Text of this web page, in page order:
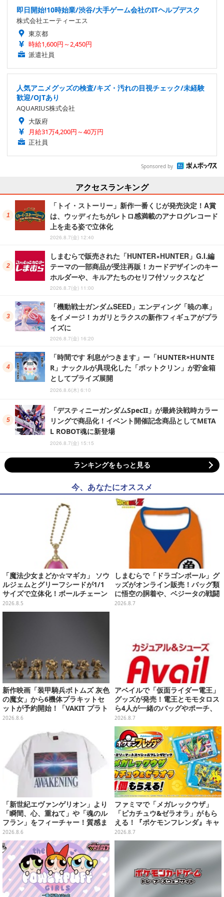
即日開始!10時始業/渋谷/大手ゲーム会社のITヘルプデスク
株式会社エーティーエス
東京都
時給1,600円～2,450円
派遣社員
人気アニメグッズの検査/キズ・汚れの目視チェック/未経験
歓迎/OJTあり
AQUARIUS株式会社
大阪府
月給31万4,200円～40万円
正社員
Sponsored by
アクセスランキング
「トイ・ストーリー」新作一番くじが発売決定！A賞
は、ウッディたちがレトロ感満載のアナログレコード
上を走る姿で立体化
2026.8.7(金) 12:40
しまむらで販売された「HUNTER×HUNTER」G.I.編
テーマの一部商品が受注再販！カードデザインのキー
ホルダーや、キルアたちのセリフ付ソックスなど
2026.8.7(金) 11:00
「機動戦士ガンダムSEED」エンディング「暁の車」
をイメージ！カガリとラクスの新作フィギュアがプラ
イズに
2026.8.7(金) 16:20
「時間です 利息がつきます」ー「HUNTER×HUNTE
R」ナックルが具現化した「ポットクリン」が貯金箱
としてプライズ展開
2026.8.6(木) 6:10
「デスティニーガンダムSpecII」が最終決戦時カラー
リングで商品化！イベント開催記念商品としてMETA
L ROBOT魂に新登場
2026.8.7(金) 15:15
ランキングをもっと見る
今、あなたにオススメ
「魔法少女まどか☆マギカ」 ソウ
ルジェムとグリーフシードが1/1
サイズで立体化！ボールチェーン
を外せばフィギュアとして飾れる
ガシャポン全6種
2026.8.5
しまむらで「ドラゴンボール」グ
ッズがオンライン販売！バッグ類
に悟空の胴着や、ベジータの戦闘
服を大胆デザイン
2026.8.7
新作映画「装甲騎兵ボトムズ 灰色
の魔女」から6機体プラキットセ
ットが予約開始！「VAKIT プラト
ーン」第1弾、各部関節可動仕様
2026.8.6
アベイルで「仮面ライダー電王」
グッズが発売！電王とモモタロス
ら4人が一緒のバッグやポーチ、
収納ボックスも
2026.8.7
「新世紀エヴァンゲリオン」より
「瞬間、心、重ねて」や「魂のル
フラン」をフィーチャー！質感ま
でこだわった高級Tシャツが8月7
日発売
2026.8.6
ファミマで「メガレックウザ」
「ピカチュウ&ゼラオラ」がもら
える！『ポケモンフレンダ』キャ
ンペーンが8月11日開始
2026.8.7